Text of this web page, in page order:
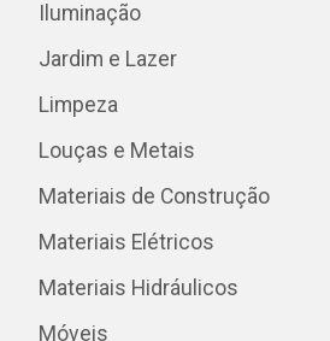
Iluminação
Jardim e Lazer
Limpeza
Louças e Metais
Materiais de Construção
Materiais Elétricos
Materiais Hidráulicos
Móveis